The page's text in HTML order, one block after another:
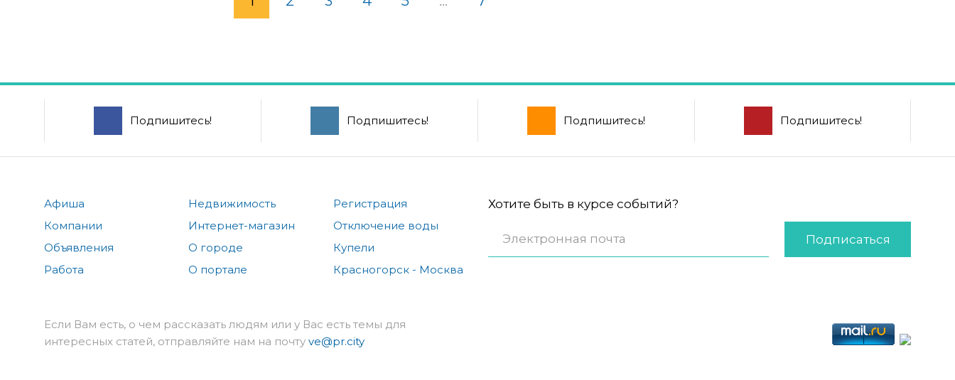
Подпишитесь! Подпишитесь! Подпишитесь! Подпишитесь!
Афиша
Компании
Объявления
Работа
Недвижимость
Интернет-магазин
О городе
О портале
Регистрация
Отключение воды
Купели
Красногорск - Москва
Хотите быть в курсе событий?
Подписаться
Если Вам есть, о чем рассказать людям или у Вас есть темы для
интересных статей, отправляйте нам на почту ve@pr.city